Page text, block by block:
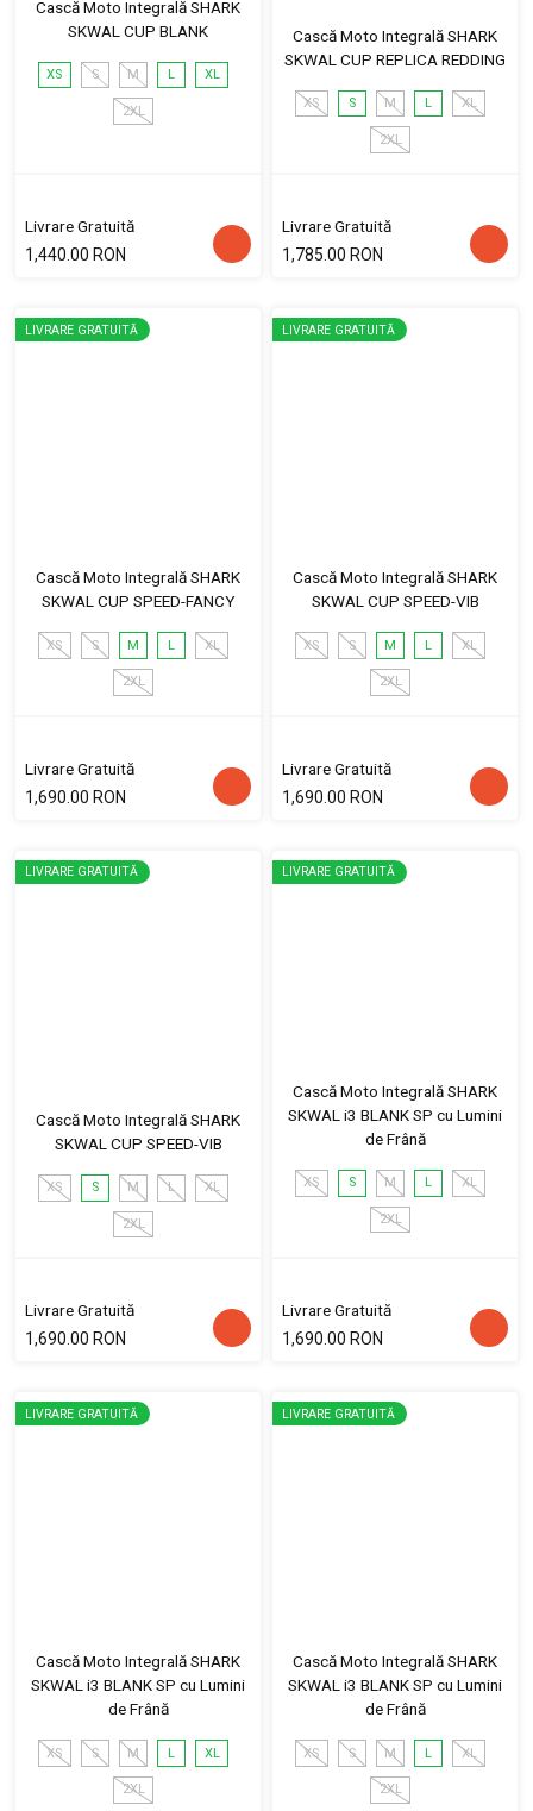
Cască Moto Integrală SHARK
SKWAL CUP BLANK
XS S M L XL
2XL
Livrare Gratuită
1,440.00 RON
Cască Moto Integrală SHARK
SKWAL CUP REPLICA REDDING
XS S M L XL
2XL
Livrare Gratuită
1,785.00 RON
LIVRARE GRATUITĂ
Cască Moto Integrală SHARK
SKWAL CUP SPEED-FANCY
XS S M L XL
2XL
Livrare Gratuită
1,690.00 RON
LIVRARE GRATUITĂ
Cască Moto Integrală SHARK
SKWAL CUP SPEED-VIB
XS S M L XL
2XL
Livrare Gratuită
1,690.00 RON
LIVRARE GRATUITĂ
Cască Moto Integrală SHARK
SKWAL CUP SPEED-VIB
XS S M L XL
2XL
Livrare Gratuită
1,690.00 RON
LIVRARE GRATUITĂ
Cască Moto Integrală SHARK
SKWAL i3 BLANK SP cu Lumini
de Frână
XS S M L XL
2XL
Livrare Gratuită
1,690.00 RON
LIVRARE GRATUITĂ
Cască Moto Integrală SHARK
SKWAL i3 BLANK SP cu Lumini
de Frână
XS S M L XL
2XL
LIVRARE GRATUITĂ
Cască Moto Integrală SHARK
SKWAL i3 BLANK SP cu Lumini
de Frână
XS S M L XL
2XL